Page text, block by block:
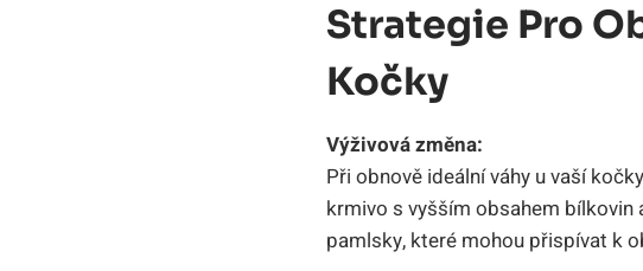
Strategie Pro
Kočky
Výživová změna:
Při obnově ideální váhy u vaší
krmivo s vyšším obsahem bílkovin
pamlsky, které mohou přispívat k